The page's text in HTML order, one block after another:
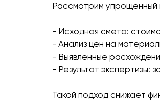
Рассмотрим упрощенный
- Исходная смета:
- Анализ цен на
- Выявленные
- Результат экспертизы:
Такой подход снижает